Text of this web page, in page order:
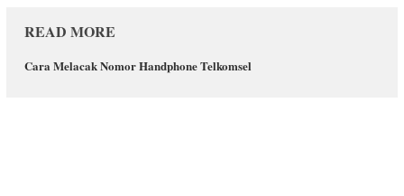
READ MORE
Cara Melacak Nomor Handphone Telkomsel